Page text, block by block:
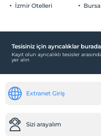
İzmir Otelleri
Tesisiniz için ayrıcalıklar burada
Kayıt olun ayrıcalıklı tesisler
yer alın
Extranet Giriş
Sizi arayalım